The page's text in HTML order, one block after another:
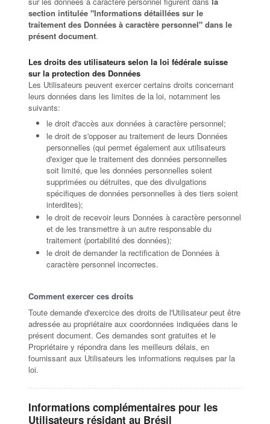
section intitulée "Informations détaillées sur le
traitement des Données à caractère personnel" dans le
présent document.
Les droits des utilisateurs selon la loi fédérale suisse
sur la protection des Données
Les Utilisateurs peuvent exercer certains droits concernant
leurs données dans les limites de la loi, notamment les
suivants:
le droit d'accès aux données à caractère personnel;
le droit de s'opposer au traitement de leurs Données
personnelles (qui permet également aux utilisateurs
d'exiger que le traitement des données personnelles
soit limité, que les données personnelles soient
supprimées ou détruites, que des divulgations
spécifiques de données personnelles à des tiers soient
interdites);
le droit de recevoir leurs Données à caractère personnel
et de les transmettre à un autre responsable du
traitement (portabilité des données);
le droit de demander la rectification de Données à
caractère personnel incorrectes.
Comment exercer ces droits
Toute demande d'exercice des droits de l'Utilisateur peut être
adressée au propriétaire aux coordonnées indiquées dans le
présent document. Ces demandes sont gratuites et le
Propriétaire y répondra dans les meilleurs délais, en
fournissant aux Utilisateurs les informations requises par la
loi.
Informations complémentaires pour les
Utilisateurs résidant au Brésil